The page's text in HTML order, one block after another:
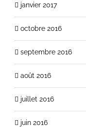
janvier 2017
octobre 2016
septembre 2016
août 2016
juillet 2016
juin 2016